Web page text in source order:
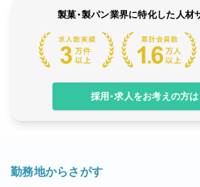
製菓・製パン業界に特化した人材
採用・求人をお考えの方
勤務地からさがす